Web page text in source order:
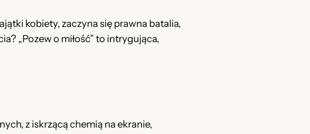
kobiety, zaczyna się prawna batalia,
„Pozew o miłość” to intrygująca,
z iskrzącą chemią na ekranie,